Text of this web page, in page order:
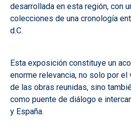
desarrollada en esta región, con
colecciones de una cronología
d.C.
Esta exposición constituye un
enorme relevancia, no solo por
de las obras reunidas, sino
como puente de diálogo e
y España.